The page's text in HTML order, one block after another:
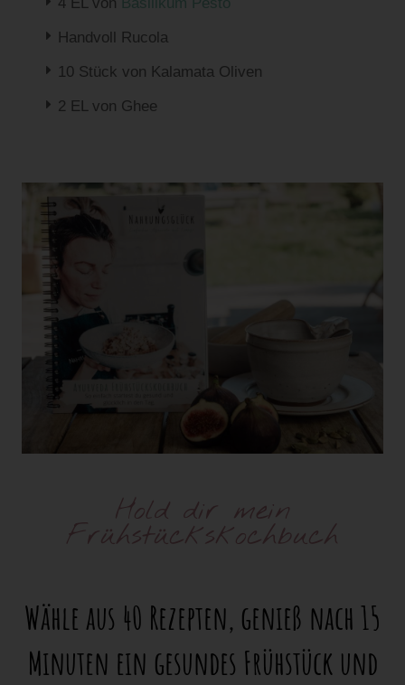
4 EL von Basilikum Pesto
E Handvoll Rucola
E 10 Stück von Kalamata Oliven
E 2 EL von Ghee
Hold dir mein
Frühstückskochbuch
Wähle aus 40 Rezepten, genieß nach 15
Minuten ein gesundes Frühstück und